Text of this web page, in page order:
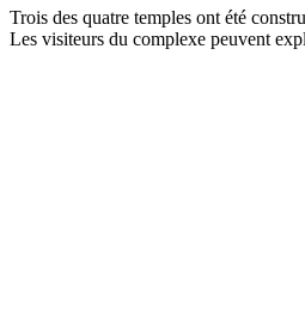
Trois des quatre temples ont été
Les visiteurs du complexe peuvent